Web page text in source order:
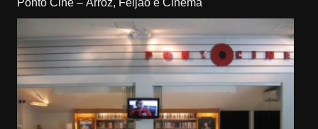
Ponto Cine – Arroz, Feijão e Cinema